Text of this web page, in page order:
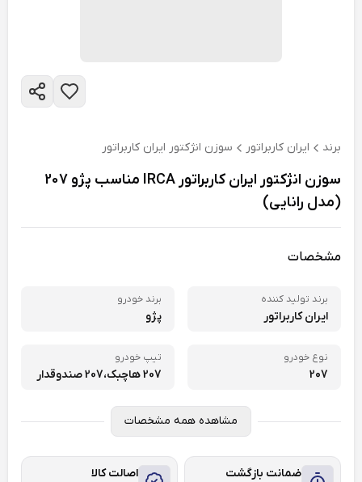
برند ایران کاربراتور سوزن انژکتور ایران کاربراتور
سوزن انژکتور ایران کاربراتور IRCA مناسب پژو 207
(مدل رانایی)
مشخصات
برند تولید کننده
ایران کاربراتور
برند خودرو
پژو
نوع خودرو
207
تیپ خودرو
207 هاچبک، 207 صندوقدار
مشاهده همه مشخصات
ضمانت بازگشت اصالت کالا